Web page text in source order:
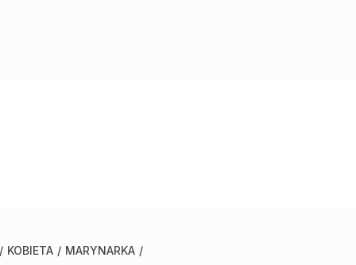
/ KOBIETA / MARYNARKA /